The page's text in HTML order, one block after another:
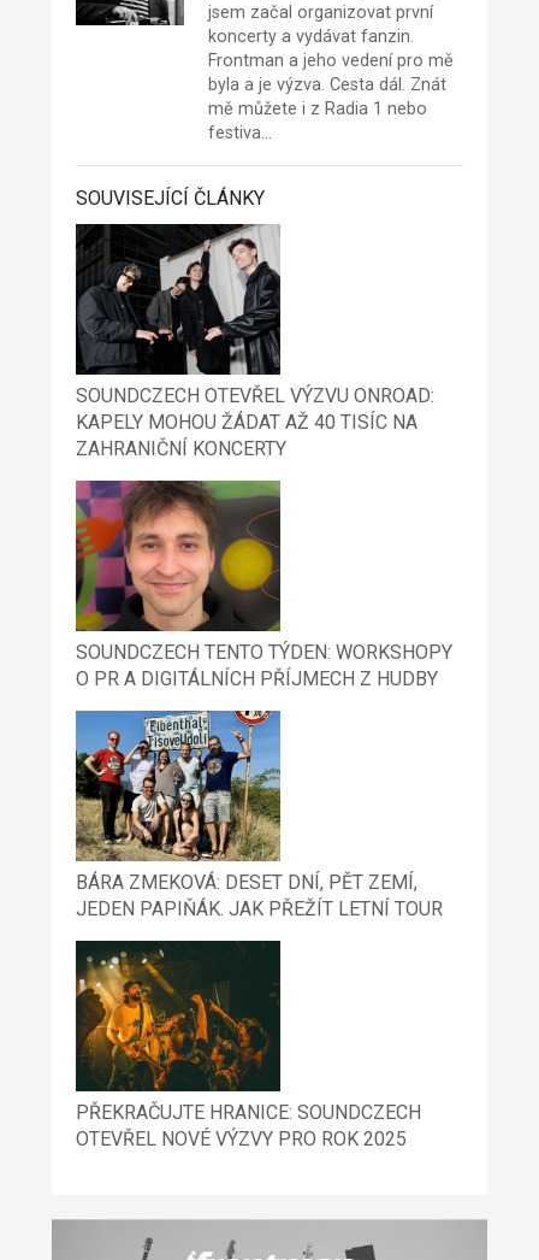
jsem začal organizovat první
koncerty a vydávat fanzin.
Frontman a jeho vedení pro mě
byla a je výzva. Cesta dál. Znát
mě můžete i z Radia 1 nebo
festiva…
SOUVISEJÍCÍ ČLÁNKY
SOUNDCZECH OTEVŘEL VÝZVU ONROAD:
KAPELY MOHOU ŽÁDAT AŽ 40 TISÍC NA
ZAHRANIČNÍ KONCERTY
SOUNDCZECH TENTO TÝDEN: WORKSHOPY
O PR A DIGITÁLNÍCH PŘÍJMECH Z HUDBY
BÁRA ZMEKOVÁ: DESET DNÍ, PĚT ZEMÍ,
JEDEN PAPIŇÁK. JAK PŘEŽÍT LETNÍ TOUR
PŘEKRAČUJTE HRANICE: SOUNDCZECH
OTEVŘEL NOVÉ VÝZVY PRO ROK 2025